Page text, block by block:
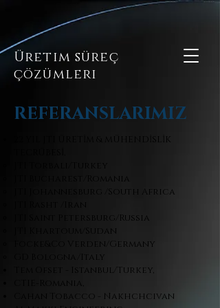
Üretim süreç
çözümleri
REFERANSLARIMIZ
22 YIL JTI ÜRETİM & MÜHENDİSLİK
JTI Bucharest/Romanıa
JTI Johannesburg /South Afrıca
JTI Saınt Petersburg/Russıa
JTI Khartoum/Sudan
Focke&Co Verden/Germany
GD Bologna/Italy
Tem Ofset - Istanbul/Turkey,
CTIE-Romanıa,
Cahan Tobacco - Nakhchcıvan